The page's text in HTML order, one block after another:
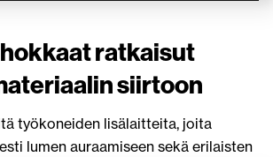
ratkaisut
siirtoon
työkoneiden lisälaitteita, joita
lumen auraamiseen sekä erilaisten